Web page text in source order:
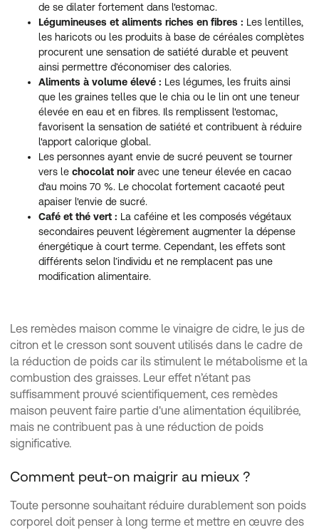
de se dilater fortement dans l'estomac.
Légumineuses et aliments riches en fibres : Les lentilles,
les haricots ou les produits à base de céréales complètes
procurent une sensation de satiété durable et peuvent
ainsi permettre d’économiser des calories.
Aliments à volume élevé : Les légumes, les fruits ainsi
que les graines telles que le chia ou le lin ont une teneur
élevée en eau et en fibres. Ils remplissent l'estomac,
favorisent la sensation de satiété et contribuent à réduire
l'apport calorique global.
Les personnes ayant envie de sucré peuvent se tourner
vers le chocolat noiravec une teneur élevée en cacao
d'au moins 70 %. Le chocolat fortement cacaoté peut
apaiser l'envie de sucré.
Café et thé vert : La caféine et les composés végétaux
secondaires peuvent légèrement augmenter la dépense
énergétique à court terme. Cependant, les effets sont
différents selon l’individu et ne remplacent pas une
modification alimentaire.
Les remèdes maison comme le vinaigre de cidre, le jus de
citron et le cresson sont souvent utilisés dans le cadre de
la réduction de poids car ils stimulent le métabolisme et la
combustion des graisses. Leur effet n’étant pas
suffisamment prouvé scientifiquement, ces remèdes
maison peuvent faire partie d'une alimentation équilibrée,
mais ne contribuent pas à une réduction de poids
significative.
Comment peut-on maigrir au mieux ?
Toute personne souhaitant réduire durablement son poids
corporel doit penser à long terme et mettre en œuvre des